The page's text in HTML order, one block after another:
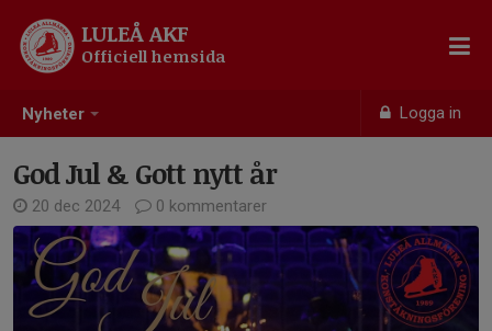
Nyheter Logga in
LULEÅ AKF
Officiell hemsida
God Jul & Gott nytt år
20 dec 2024 0 kommentarer